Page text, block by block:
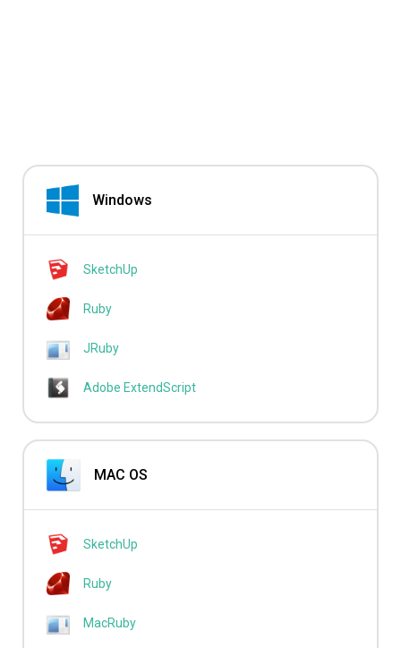
Windows
SketchUp
Ruby
JRuby
Adobe ExtendScript
MAC OS
SketchUp
Ruby
MacRuby